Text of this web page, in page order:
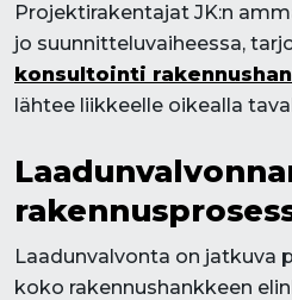
Projektirakentajat JK:n
jo suunnitteluvaiheessa,
konsultointi
lähtee liikkeelle oikealla
Laadunvalvonta on jatkuva
koko rakennushankkeen